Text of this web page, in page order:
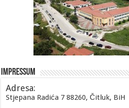
Impressum
Adresa:
Stjepana Radića 7 88260, Čitluk, BiH